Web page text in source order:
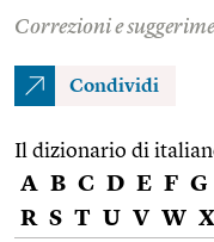
Correzioni e
Condividi
Il dizionario di
A B C D E F G
R S T U V W X